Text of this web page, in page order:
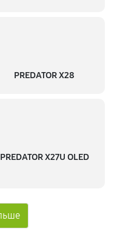
PREDATOR X28
PREDATOR X27U OLED